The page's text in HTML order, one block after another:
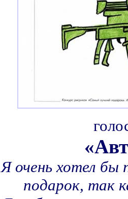
Я очень хотел бы
подарок, так